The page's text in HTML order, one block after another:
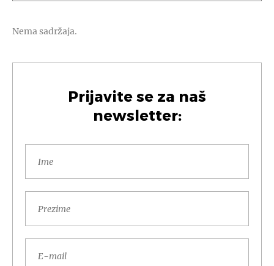
Nema sadržaja.
Prijavite se za naš
newsletter: